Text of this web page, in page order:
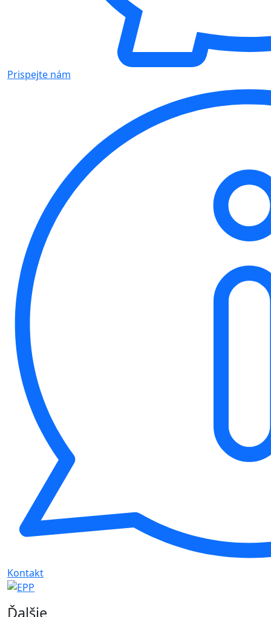
Prispejte nám
Kontakt
Ďalšie